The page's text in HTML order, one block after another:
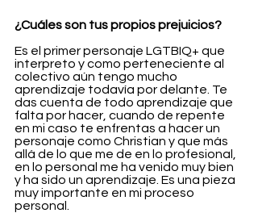
¿Cuáles son tus propios prejuicios?
Es el primer personaje LGTBIQ+ que
interpreto y como perteneciente al
colectivo aún tengo mucho
aprendizaje todavía por delante. Te
das cuenta de todo aprendizaje que
falta por hacer, cuando de repente
en mi caso te enfrentas a hacer un
personaje como Christian y que más
allá de lo que me de en lo profesional,
en lo personal me ha venido muy bien
y ha sido un aprendizaje. Es una pieza
muy importante en mi proceso
personal.